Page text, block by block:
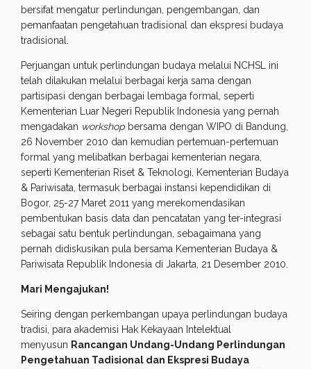
bersifat mengatur perlindungan, pengembangan, dan
pemanfaatan pengetahuan tradisional dan ekspresi budaya
tradisional.
Perjuangan untuk perlindungan budaya melalui NCHSL ini
telah dilakukan melalui berbagai kerja sama dengan
partisipasi dengan berbagai lembaga formal, seperti
Kementerian Luar Negeri Republik Indonesia yang pernah
mengadakan workshop bersama dengan WIPO di Bandung,
26 November 2010 dan kemudian pertemuan-pertemuan
formal yang melibatkan berbagai kementerian negara,
seperti Kementerian Riset & Teknologi, Kementerian Budaya
& Pariwisata, termasuk berbagai instansi kependidikan di
Bogor, 25-27 Maret 2011 yang merekomendasikan
pembentukan basis data dan pencatatan yang ter-integrasi
sebagai satu bentuk perlindungan, sebagaimana yang
pernah didiskusikan pula bersama Kementerian Budaya &
Pariwisata Republik Indonesia di Jakarta, 21 Desember 2010.
Mari Mengajukan!
Seiring dengan perkembangan upaya perlindungan budaya
tradisi, para akademisi Hak Kekayaan Intelektual
menyusun Rancangan Undang-Undang Perlindungan
Pengetahuan Tadisional dan Ekspresi Budaya